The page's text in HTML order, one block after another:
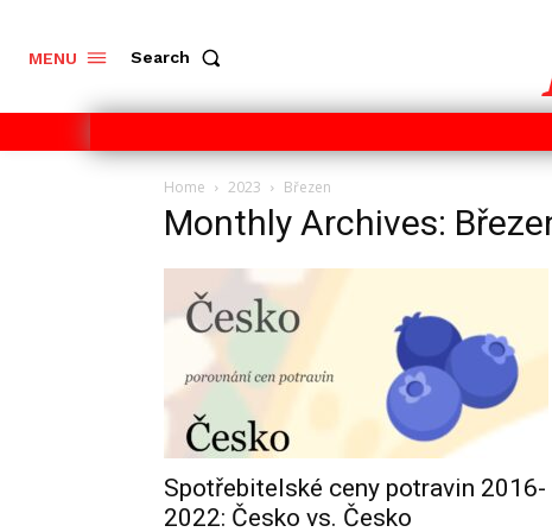
MENU Search
Home 2023 Březen
Monthly Archives:
Spotřebitelské ceny potravin 2016-
2022: Česko vs. Česko